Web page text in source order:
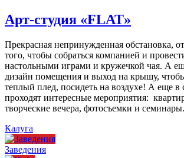
Арт-студия «FLAT»
Прекрасная непринужденная обстановка,
того, чтобы собраться компанией и
настольными играми и кружечкой чая. А
дизайн помещения и выход на крышу,
теплый плед, посидеть на воздухе! А еще в
проходят интересные мероприятия:
творческие вечера, фотосъемки и семинары.
Калуга
Заведения